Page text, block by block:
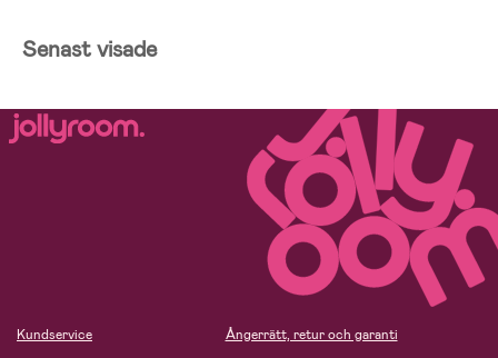
Senast visade
Kundservice
Ångerrätt, retur och garanti